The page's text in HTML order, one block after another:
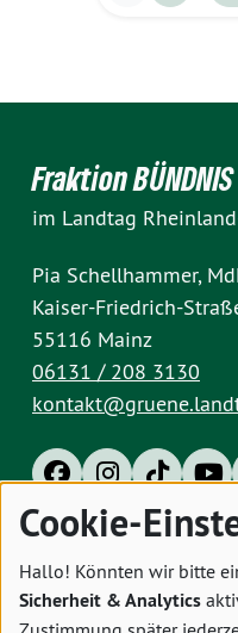
Fraktion
im Landtag
Pia Schellhammer,
Kaiser-Friedrich-
55116 Mainz
06131 / 208 3130
Impressum
Cookie-
Hallo! Könnten wir bitte
Sicherheit & Analytics